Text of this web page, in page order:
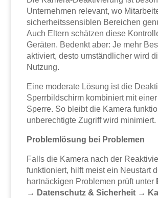
Unternehmen relevant, wo
sicherheitssensiblen Bereichen
Auch Eltern schätzen diese
Geräten. Bedenkt aber: Je mehr
aktiviert, desto umständlicher wird
Nutzung.
Eine moderate Lösung ist die
Sperrbildschirm kombiniert mit
Sperre. So bleibt die Kamera
unberechtigte Zugriff wird minimiert.
Problemlösung bei Problemen
Falls die Kamera nach der
funktioniert, hilft meist ein Neustart
hartnäckigen Problemen prüft unter
→ Datenschutz & Sicherheit →